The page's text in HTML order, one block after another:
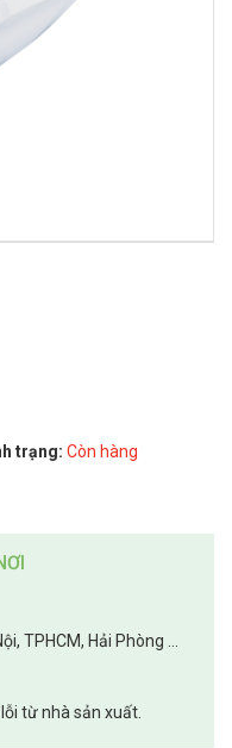
trạng: Còn hàng
TPHCM, Hải Phòng ...
từ nhà sản xuất.